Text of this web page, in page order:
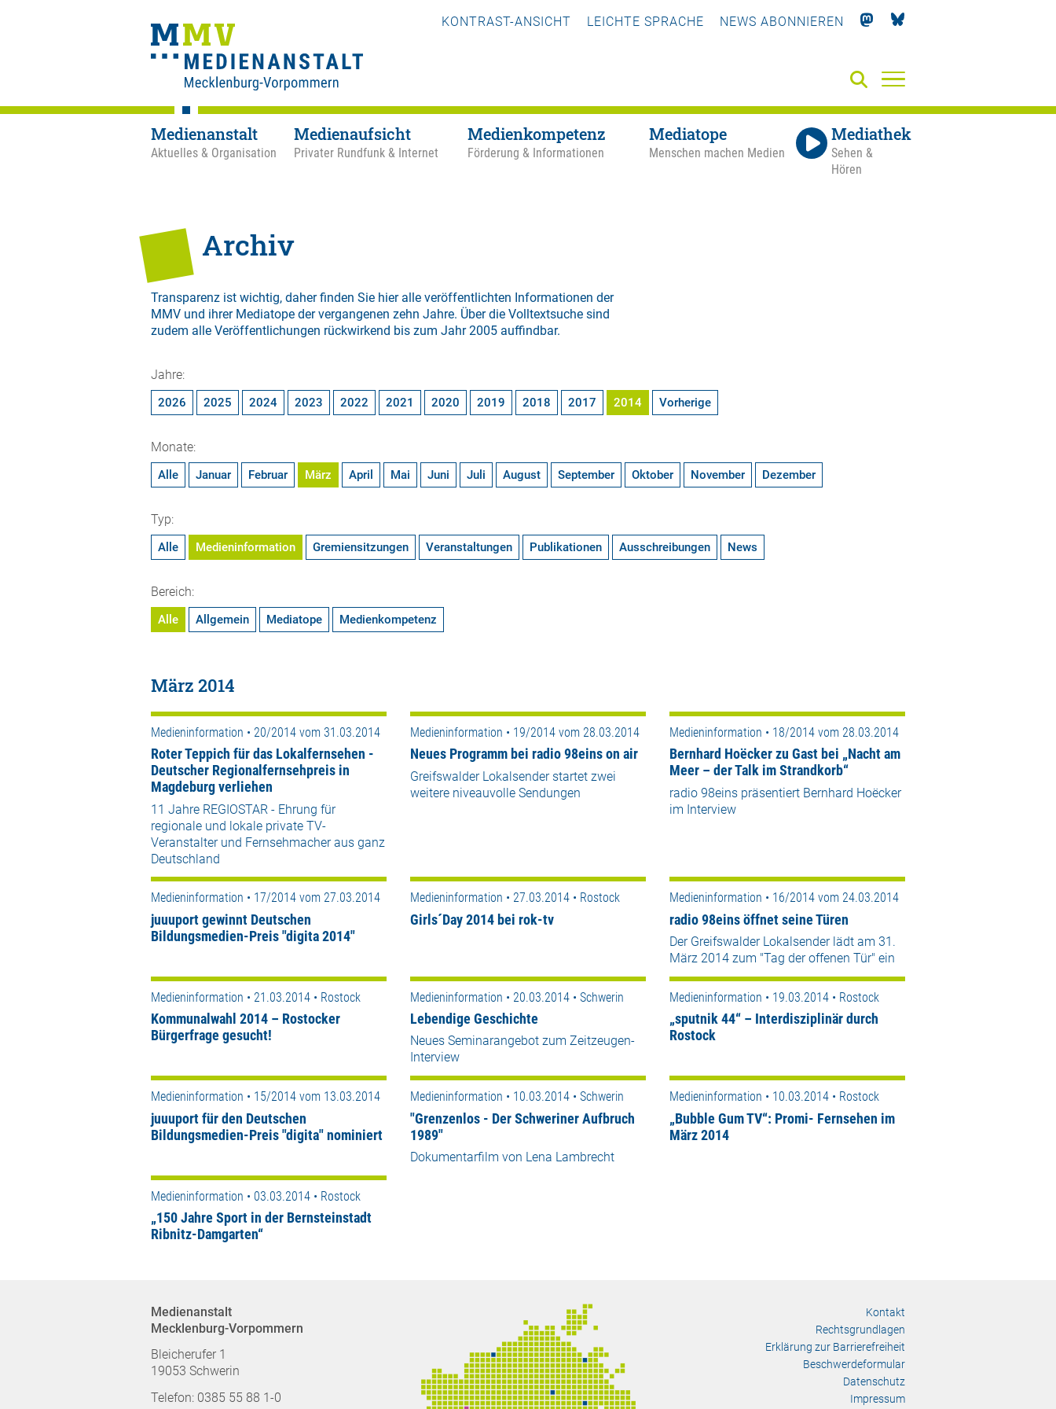
KONTRAST-ANSICHT LEICHTE SPRACHE NEWS ABONNIEREN
Medienanstalt
Aktuelles & Organisation
Medienaufsicht
Privater Rundfunk & Internet
Medienkompetenz
Förderung & Informationen
Mediatope
Menschen machen Medien
Mediathek
Sehen &
Hören
Archiv
Transparenz ist wichtig, daher finden Sie hier alle veröffentlichten Informationen der
MMV und ihrer Mediatope der vergangenen zehn Jahre. Über die Volltextsuche sind
zudem alle Veröffentlichungen rückwirkend bis zum Jahr 2005 auffindbar.
Jahre:
2026 2025 2024 2023 2022 2021 2020 2019 2018 2017 2014 Vorherige
Monate:
Alle Januar Februar März April Mai Juni Juli August September Oktober November Dezember
Typ:
Alle Medieninformation Gremiensitzungen Veranstaltungen Publikationen Ausschreibungen News
Bereich:
Alle Allgemein Mediatope Medienkompetenz
März 2014
Medieninformation • 20/2014 vom 31.03.2014
Roter Teppich für das Lokalfernsehen -
Deutscher Regionalfernsehpreis in
Magdeburg verliehen
11 Jahre REGIOSTAR - Ehrung für
regionale und lokale private TV-
Veranstalter und Fernsehmacher aus ganz
Deutschland
Medieninformation • 19/2014 vom 28.03.2014
Neues Programm bei radio 98eins on air
Greifswalder Lokalsender startet zwei
weitere niveauvolle Sendungen
Medieninformation • 18/2014 vom 28.03.2014
Bernhard Hoëcker zu Gast bei „Nacht am
Meer – der Talk im Strandkorb“
radio 98eins präsentiert Bernhard Hoëcker
im Interview
Medieninformation • 17/2014 vom 27.03.2014
juuuport gewinnt Deutschen
Bildungsmedien-Preis "digita 2014"
Medieninformation • 27.03.2014 • Rostock
Girls´Day 2014 bei rok-tv
Medieninformation • 16/2014 vom 24.03.2014
radio 98eins öffnet seine Türen
Der Greifswalder Lokalsender lädt am 31.
März 2014 zum "Tag der offenen Tür" ein
Medieninformation • 21.03.2014 • Rostock
Kommunalwahl 2014 – Rostocker
Bürgerfrage gesucht!
Medieninformation • 20.03.2014 • Schwerin
Lebendige Geschichte
Neues Seminarangebot zum Zeitzeugen-
Interview
Medieninformation • 19.03.2014 • Rostock
„sputnik 44“ – Interdisziplinär durch
Rostock
Medieninformation • 15/2014 vom 13.03.2014
juuuport für den Deutschen
Bildungsmedien-Preis "digita" nominiert
Medieninformation • 10.03.2014 • Schwerin
"Grenzenlos - Der Schweriner Aufbruch
1989"
Dokumentarfilm von Lena Lambrecht
Medieninformation • 10.03.2014 • Rostock
„Bubble Gum TV“: Promi- Fernsehen im
März 2014
Medieninformation • 03.03.2014 • Rostock
„150 Jahre Sport in der Bernsteinstadt
Ribnitz-Damgarten“
Medienanstalt
Mecklenburg-Vorpommern
Bleicherufer 1
19053 Schwerin
Telefon: 0385 55 88 1-0
Kontakt
Rechtsgrundlagen
Erklärung zur Barrierefreiheit
Beschwerdeformular
Datenschutz
Impressum